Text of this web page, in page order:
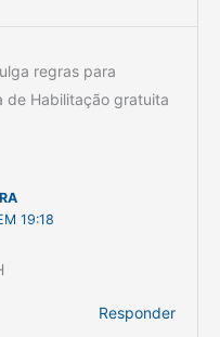
regras para
de Habilitação gratuita
19:18
Responder